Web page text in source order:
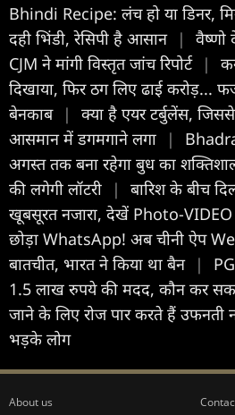
Bhindi Recipe: लंच हो या डिनर,
दही भिंडी, रेसिपी है आसान |
वैष्णो
CJM ने मांगी विस्तृत जांच रिपोर्ट |
दिखाया, फिर ठग लिए ढाई करोड़...
बेनकाब |
क्या है एयर टर्बुलेंस,
आसमान में डगमगाने लगा
|
अगस्त तक बना रहेगा बुध का
की लगेगी लॉटरी
|
बारिश के बीच
खूबसूरत नजारा, देखें Photo-VIDEO
छोड़ा WhatsApp! अब चीनी ऐप
बातचीत, भारत ने किया था बैन |
1.5 लाख रुपये की मदद, कौन कर
जाने के लिए रोज पार करते हैं उफनती
भड़के लोग
About us